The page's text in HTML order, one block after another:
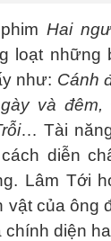
phimHai
loạt những
như: Cánh
và
… Tài
diễn
Lâm Tới
vật của ông
chính diện